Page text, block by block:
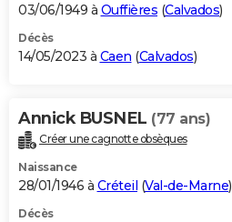
03/06/1949 à Ouffières (Calvados)
Décès
14/05/2023 à Caen (Calvados)
Annick BUSNEL (77 ans)
Créer une cagnotte obsèques
Naissance
28/01/1946 à Créteil (Val-de-Marne)
Décès